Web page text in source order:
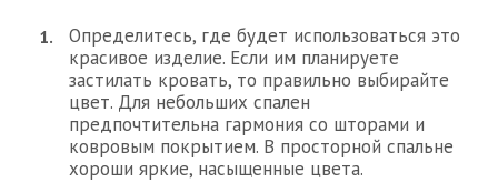
Определитесь, где будет использоваться это
красивое изделие. Если им планируете
застилать кровать, то правильно выбирайте
цвет. Для небольших спален
предпочтительна гармония со шторами и
ковровым покрытием. В просторной спальне
хороши яркие, насыщенные цвета.